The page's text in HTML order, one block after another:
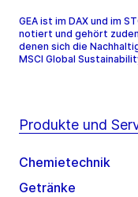
GEA ist im DAX und im
notiert und gehört
denen sich die
MSCI Global
Produkte und
Chemietechnik
Getränke